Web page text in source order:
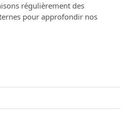
régulièrement des
pour approfondir nos